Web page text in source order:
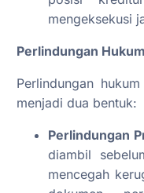
mengeksekusi
Perlindungan
Perlindungan
menjadi dua bentuk:
Perlindungan
diambil
mencegah